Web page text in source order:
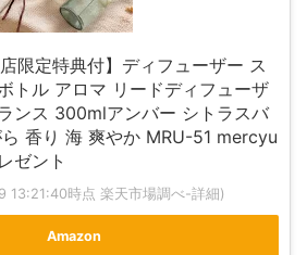
限定特典付】ディフューザー ス
トル アロマ リードディフューザ
ンス 300mlアンバー シトラスバ
香り 海 爽やか MRU-51 mercyu
ゼント
13:21:40時点 楽天市場調べ-詳細)
Amazon